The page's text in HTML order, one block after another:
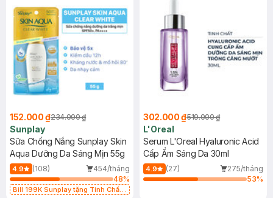
152.000 ₫234.000 ₫
Sunplay
Sữa Chống Nắng Sunplay Skin
Aqua Dưỡng Da Sáng Mịn 55g
4.9 (108)
454/tháng
48%
Bill 199K Sunplay tặng Tinh Chất
302.000 ₫519.000 ₫
L'Oreal
Serum L'Oreal Hyaluronic Acid
Cấp Ẩm Sáng Da 30ml
4.9 (27)
275/tháng
53%